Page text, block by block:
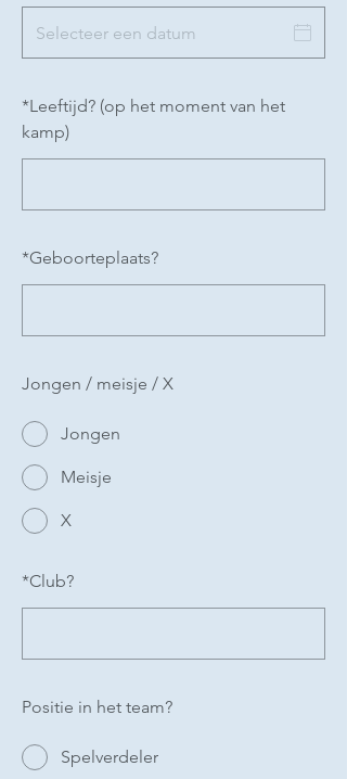
*Leeftijd? (op het moment van het
kamp)
*Geboorteplaats?
Jongen / meisje / X
Jongen
Meisje
X
*Club?
Positie in het team?
Spelverdeler